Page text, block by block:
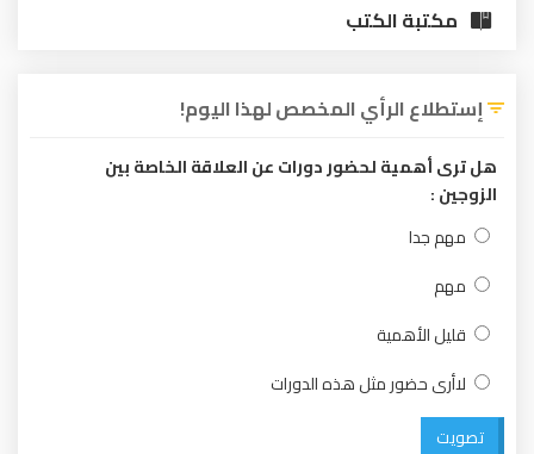
مكتبة الكتب
إستطلاع الرأي المخصص لهذا اليوم!
هل ترى أهمية لحضور دورات عن العلاقة الخاصة بين
الزوجين :
مهم جدا
مهم
قليل الأهمية
لاأرى حضور مثل هذه الدورات
تصويت